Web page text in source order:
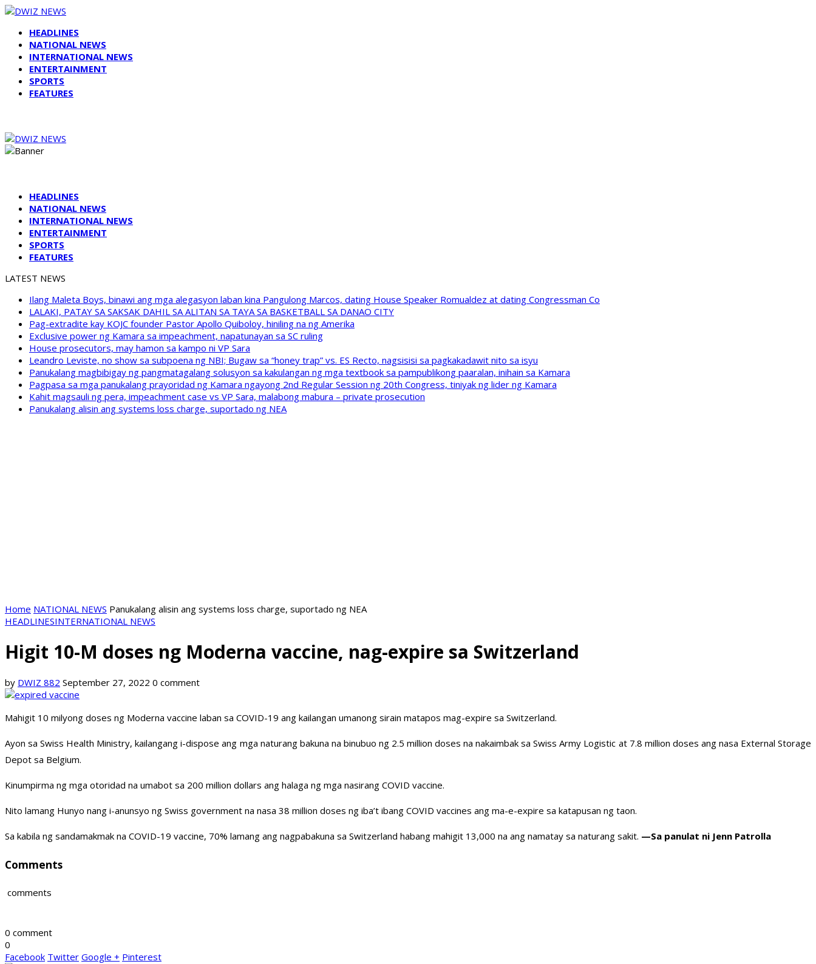
HEADLINES
NATIONAL NEWS
INTERNATIONAL NEWS
ENTERTAINMENT
SPORTS
FEATURES
HEADLINES
NATIONAL NEWS
INTERNATIONAL NEWS
ENTERTAINMENT
SPORTS
FEATURES
LATEST NEWS
Ilang Maleta Boys, binawi ang mga alegasyon laban kina Pangulong Marcos, dating House Speaker Romualdez at dating Congressman Co
LALAKI, PATAY SA SAKSAK DAHIL SA ALITAN SA TAYA SA BASKETBALL SA DANAO CITY
Pag-extradite kay KOJC founder Pastor Apollo Quiboloy, hiniling na ng Amerika
Exclusive power ng Kamara sa impeachment, napatunayan sa SC ruling
House prosecutors, may hamon sa kampo ni VP Sara
Leandro Leviste, no show sa subpoena ng NBI; Bugaw sa “honey trap” vs. ES Recto, nagsisisi sa pagkakadawit nito sa isyu
Panukalang magbibigay ng pangmatagalang solusyon sa kakulangan ng mga textbook sa pampublikong paaralan, inihain sa Kamara
Pagpasa sa mga panukalang prayoridad ng Kamara ngayong 2nd Regular Session ng 20th Congress, tiniyak ng lider ng Kamara
Kahit magsauli ng pera, impeachment case vs VP Sara, malabong mabura – private prosecution
Panukalang alisin ang systems loss charge, suportado ng NEA
Home NATIONAL NEWS Panukalang alisin ang systems loss charge, suportado ng NEA
HEADLINESINTERNATIONAL NEWS
Higit 10-M doses ng Moderna vaccine, nag-expire sa Switzerland
by DWIZ 882 September 27, 2022 0 comment
Mahigit 10 milyong doses ng Moderna vaccine laban sa COVID-19 ang kailangan umanong sirain matapos mag-expire sa Switzerland.
Ayon sa Swiss Health Ministry, kailangang i-dispose ang mga naturang bakuna na binubuo ng 2.5 million doses na nakaimbak sa Swiss Army Logistic at 7.8 million doses ang nasa External Storage
Depot sa Belgium.
Kinumpirma ng mga otoridad na umabot sa 200 million dollars ang halaga ng mga nasirang COVID vaccine.
Nito lamang Hunyo nang i-anunsyo ng Swiss government na nasa 38 million doses ng iba’t ibang COVID vaccines ang ma-e-expire sa katapusan ng taon.
Sa kabila ng sandamakmak na COVID-19 vaccine, 70% lamang ang nagpabakuna sa Switzerland habang mahigit 13,000 na ang namatay sa naturang sakit. —Sa panulat ni Jenn Patrolla
Comments
comments
0 comment
0
Facebook Twitter Google + Pinterest